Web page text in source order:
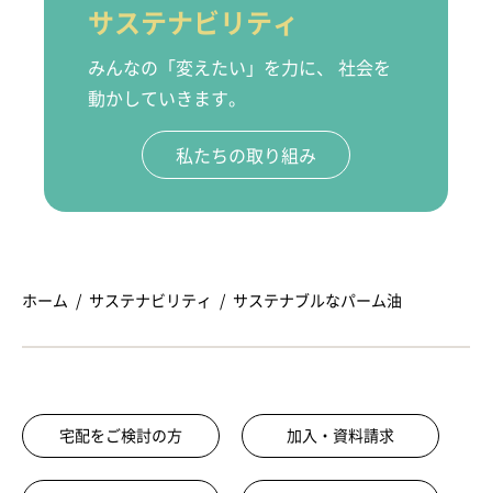
サステナビリティ
みんなの「変えたい」を力に、 社会を
動かしていきます。
私たちの取り組み
ホーム サステナビリティ サステナブルなパーム油
宅配をご検討の方 加入・資料請求